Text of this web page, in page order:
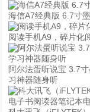
海信A7经典版 6.7寸
阅读手机A9，碎片化
阿尔法蛋听说宝 3.7
习神器随身听